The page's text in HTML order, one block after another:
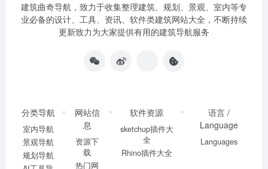
建筑曲奇导航 ，致力于收集整理建筑、规划、景观、室内等专
业必备的设计、工具、资讯、软件类建筑网站大全，不断持续
更新致力为大家提供有用的建筑导航服务
分类导航
室内导航
景观导航
规划导航
网站信
息
资源下
载
热门网
软件资源
sketchup插件大
全
Rhino插件大全
语言 /
Language
Languages